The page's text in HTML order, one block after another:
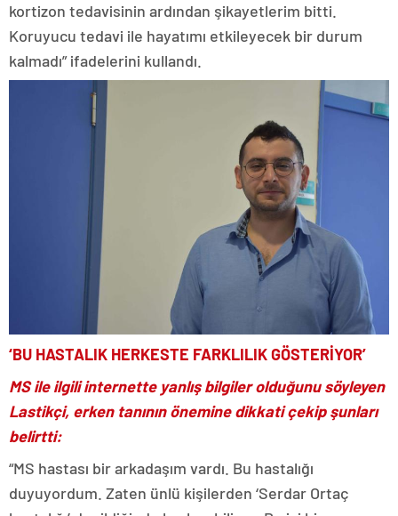
kortizon tedavisinin ardından şikayetlerim bitti.
Koruyucu tedavi ile hayatımı etkileyecek bir durum
kalmadı” ifadelerini kullandı.
‘BU HASTALIK HERKESTE FARKLILIK GÖSTERİYOR’
MS ile ilgili internette yanlış bilgiler olduğunu söyleyen
Lastikçi, erken tanının önemine dikkati çekip şunları
belirtti:
“MS hastası bir arkadaşım vardı. Bu hastalığı
duyuyordum. Zaten ünlü kişilerden ‘Serdar Ortaç